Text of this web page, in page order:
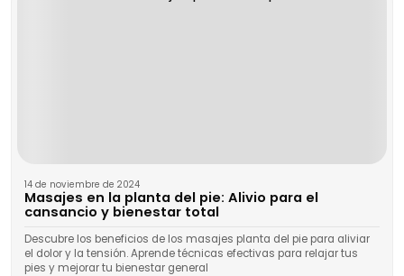
14 de noviembre de 2024
Masajes en la planta del pie: Alivio para el
cansancio y bienestar total
Descubre los beneficios de los masajes planta del pie para aliviar
el dolor y la tensión. Aprende técnicas efectivas para relajar tus
pies y mejorar tu bienestar general